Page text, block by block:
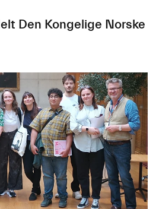
Den Kongelige Norske